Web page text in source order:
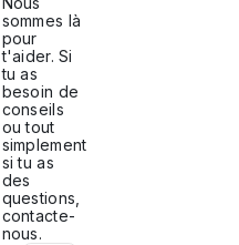
sommes là
pour
t'aider. Si
tu as
besoin de
conseils
ou tout
simplement
si tu as
des
questions,
contacte-
nous.